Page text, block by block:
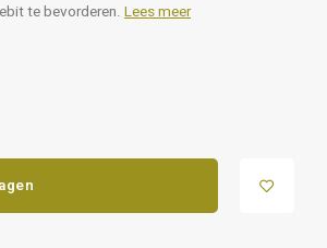
te bevorderen. Lees meer